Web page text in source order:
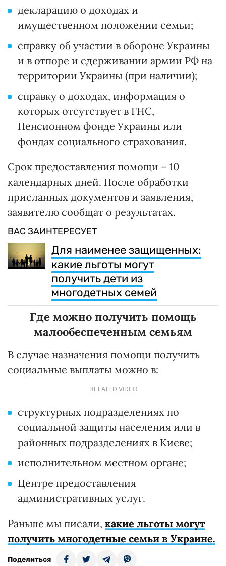
декларацию о доходах и
имущественном положении семьи;
справку об участии в обороне Украины
и в отпоре и сдерживании армии РФ на
территории Украины (при наличии);
справку о доходах, информация о
которых отсутствует в ГНС,
Пенсионном фонде Украины или
фондах социального страхования.
Срок предоставления помощи – 10
календарных дней. После обработки
присланных документов и заявления,
заявителю сообщат о результатах.
ВАС ЗАИНТЕРЕСУЕТ
Для наименее защищенных:
какие льготы могут
получить дети из
многодетных семей
Где можно получить помощь
малообеспеченным семьям
В случае назначения помощи получить
социальные выплаты можно в:
RELATED VIDEO
структурных подразделениях по
социальной защиты населения или в
районных подразделениях в Киеве;
исполнительном местном органе;
Центре предоставления
административных услуг.
Раньше мы писали, какие льготы могут
получить многодетные семьи в Украине.
Поделиться